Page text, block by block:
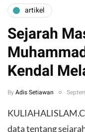
artikel
Sejarah
Kendal
By Adis Setiawan
data tentang